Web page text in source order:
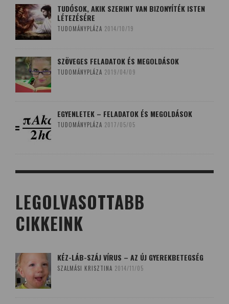
TUDÓSOK, AKIK SZERINT VAN BIZONYÍTÉK ISTEN
LÉTEZÉSÉRE
TUDOMÁNYPLÁZA 2014/10/19
SZÖVEGES FELADATOK ÉS MEGOLDÁSOK
TUDOMÁNYPLÁZA 2019/04/09
EGYENLETEK – FELADATOK ÉS MEGOLDÁSOK
TUDOMÁNYPLÁZA 2017/05/05
LEGOLVASOTTABB
CIKKEINK
KÉZ-LÁB-SZÁJ VÍRUS – AZ ÚJ GYEREKBETEGSÉG
SZALMÁSI KRISZTINA 2014/11/05